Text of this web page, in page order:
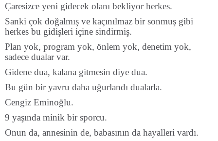
Çaresizce yeni gidecek olanı bekliyor herkes.
Sanki çok doğalmış ve kaçınılmaz bir sonmuş gibi
herkes bu gidişleri içine sindirmiş.
Plan yok, program yok, önlem yok, denetim yok,
sadece dualar var.
Gidene dua, kalana gitmesin diye dua.
Bu gün bir yavru daha uğurlandı dualarla.
Cengiz Eminoğlu.
9 yaşında minik bir sporcu.
Onun da, annesinin de, babasının da hayalleri vardı.